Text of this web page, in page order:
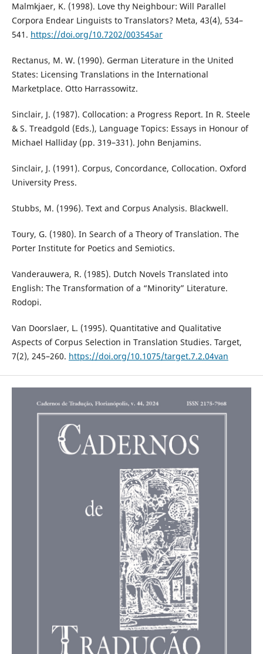
Malmkjaer, K. (1998). Love thy Neighbour: Will Parallel
Corpora Endear Linguists to Translators? Meta, 43(4), 534–
541. https://doi.org/10.7202/003545ar
Rectanus, M. W. (1990). German Literature in the United
States: Licensing Translations in the International
Marketplace. Otto Harrassowitz.
Sinclair, J. (1987). Collocation: a Progress Report. In R. Steele
& S. Treadgold (Eds.), Language Topics: Essays in Honour of
Michael Halliday (pp. 319–331). John Benjamins.
Sinclair, J. (1991). Corpus, Concordance, Collocation. Oxford
University Press.
Stubbs, M. (1996). Text and Corpus Analysis. Blackwell.
Toury, G. (1980). In Search of a Theory of Translation. The
Porter Institute for Poetics and Semiotics.
Vanderauwera, R. (1985). Dutch Novels Translated into
English: The Transformation of a “Minority” Literature.
Rodopi.
Van Doorslaer, L. (1995). Quantitative and Qualitative
Aspects of Corpus Selection in Translation Studies. Target,
7(2), 245–260. https://doi.org/10.1075/target.7.2.04van